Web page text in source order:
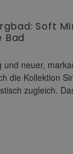
Soft
Bad
und neuer,
die Kollektion
zugleich.